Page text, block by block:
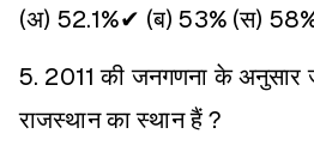
(अ) 52.1%✔ (ब) 53% (स)
5. 2011 की जनगणना के अनुसार
राजस्थान का स्थान हैं ?